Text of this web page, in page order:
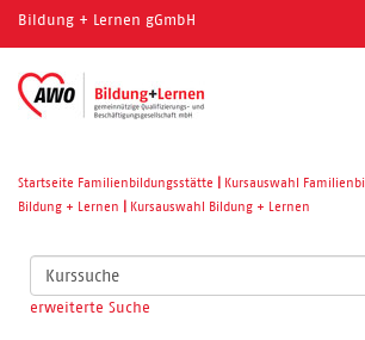
Bildung + Lernen gGmbH
Startseite Familienbildungsstätte Kursauswahl
Bildung + Lernen
Kursauswahl Bildung + Lernen
Kurse
suchen
erweiterte Suche